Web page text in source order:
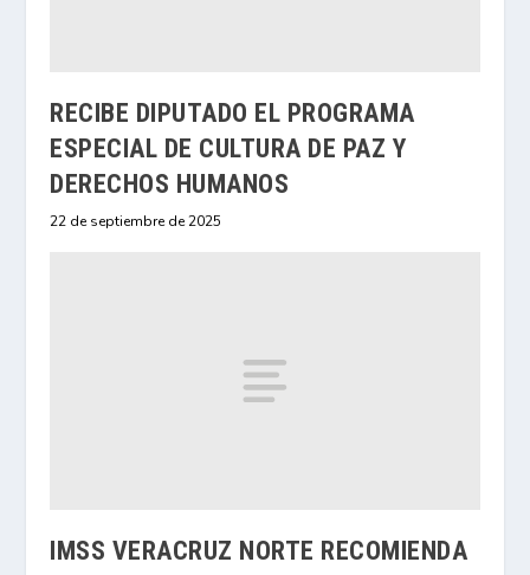
RECIBE DIPUTADO EL PROGRAMA
ESPECIAL DE CULTURA DE PAZ Y
DERECHOS HUMANOS
22 de septiembre de 2025
IMSS VERACRUZ NORTE RECOMIENDA